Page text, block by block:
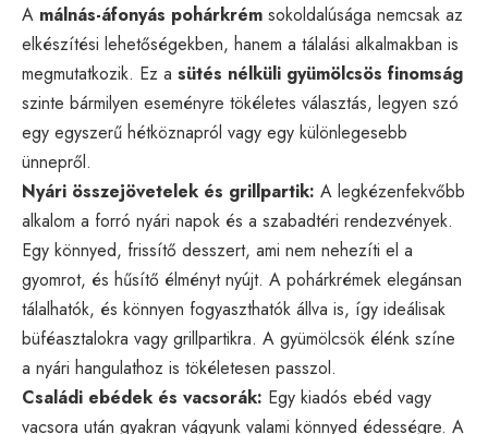
A málnás-áfonyás pohárkrém sokoldalúsága nemcsak az
elkészítési lehetőségekben, hanem a tálalási alkalmakban is
megmutatkozik. Ez a sütés nélküli gyümölcsös finomság
szinte bármilyen eseményre tökéletes választás, legyen szó
egy egyszerű hétköznapról vagy egy különlegesebb
ünnepről.
Nyári összejövetelek és grillpartik: A legkézenfekvőbb
alkalom a forró nyári napok és a szabadtéri rendezvények.
Egy könnyed, frissítő desszert, ami nem nehezíti el a
gyomrot, és hűsítő élményt nyújt. A pohárkrémek elegánsan
tálalhatók, és könnyen fogyaszthatók állva is, így ideálisak
büféasztalokra vagy grillpartikra. A gyümölcsök élénk színe
a nyári hangulathoz is tökéletesen passzol.
Családi ebédek és vacsorák: Egy kiadós ebéd vagy
vacsora után gyakran vágyunk valami könnyed édességre. A